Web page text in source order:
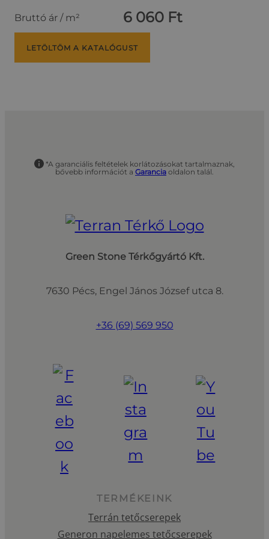
Bruttó ár / m² 6 060 Ft
LETÖLTÖM A KATALÓGUST
*A garanciális feltételek korlátozásokat tartalmaznak,
bővebb információt a Garancia oldalon talál.
Green Stone Térkőgyártó Kft.
7630 Pécs, Engel János József utca 8.
+36 (69) 569 950
TERMÉKEINK
Terrán tetőcserepek
Generon napelemes tetőcserepek